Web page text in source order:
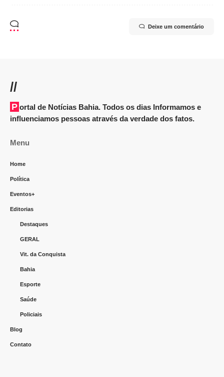
Deixe um comentário
//
Portal de Notícias Bahia. Todos os dias Informamos e
influenciamos pessoas através da verdade dos fatos.
Menu
Home
Política
Eventos+
Editorias
Destaques
GERAL
Vit. da Conquista
Bahia
Esporte
Saúde
Policiais
Blog
Contato